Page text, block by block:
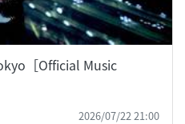
［Official Music
2026/07/22 21:00